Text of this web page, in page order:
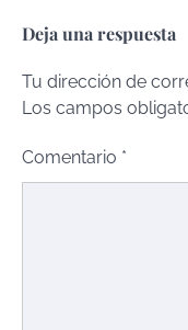
Deja una respuesta
Tu dirección de
Los campos
Comentario *